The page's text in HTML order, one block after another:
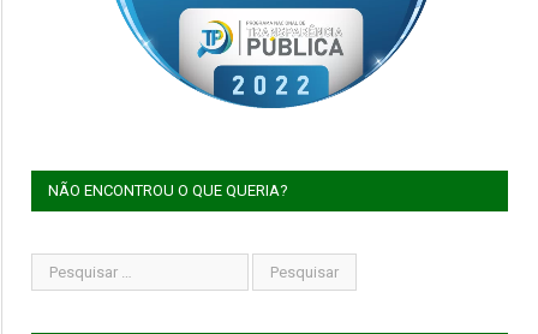
NÃO ENCONTROU O QUE QUERIA?